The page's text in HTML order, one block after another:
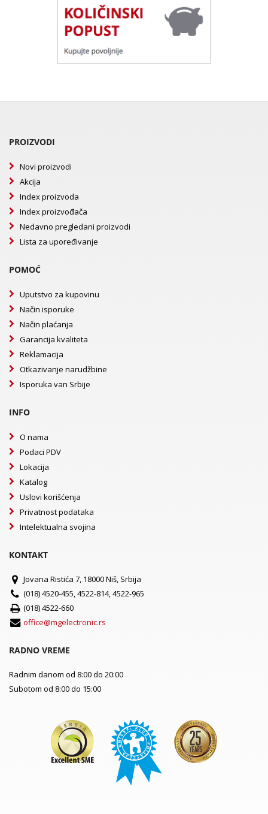
PROIZVODI
Novi proizvodi
Akcija
Index proizvoda
Index proizvođača
Nedavno pregledani proizvodi
Lista za upoređivanje
POMOĆ
Uputstvo za kupovinu
Način isporuke
Način plaćanja
Garancija kvaliteta
Reklamacija
Otkazivanje narudžbine
Isporuka van Srbije
INFO
O nama
Podaci PDV
Lokacija
Katalog
Uslovi korišćenja
Privatnost podataka
Intelektualna svojina
KONTAKT
Jovana Ristića 7, 18000 Niš, Srbija
(018) 4520-455, 4522-814, 4522-965
(018) 4522-660
office@mgelectronic.rs
RADNO VREME
Radnim danom od 8:00 do 20:00
Subotom od 8:00 do 15:00